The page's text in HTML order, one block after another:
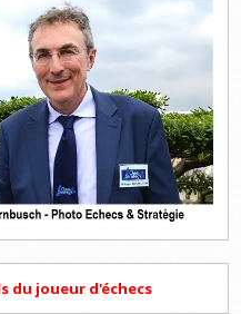
du joueur d'échecs